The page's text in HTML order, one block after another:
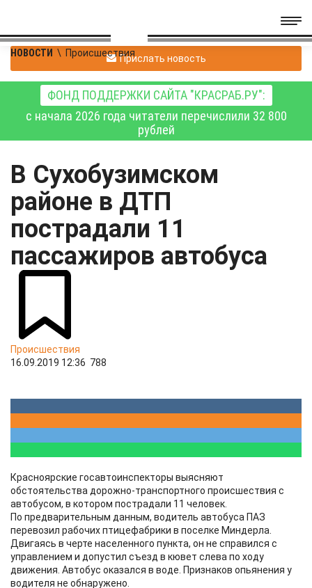
НОВОСТИ \ ПроисшествияПрислать новость
ФОНД ПОДДЕРЖКИ САЙТА "КРАСРАБ.РУ":
с начала 2026 года читатели перечислили 32 800
рублей
В Сухобузимском
районе в ДТП
пострадали 11
пассажиров автобуса
Происшествия
16.09.2019 12:36 788
Красноярские госавтоинспекторы выясняют
обстоятельства дорожно-транспортного происшествия с
автобусом, в котором пострадали 11 человек.
По предварительным данным, водитель автобуса ПАЗ
перевозил рабочих птицефабрики в поселке Миндерла.
Двигаясь в черте населенного пункта, он не справился с
управлением и допустил съезд в кювет слева по ходу
движения. Автобус оказался в воде. Признаков опьянения у
водителя не обнаружено.